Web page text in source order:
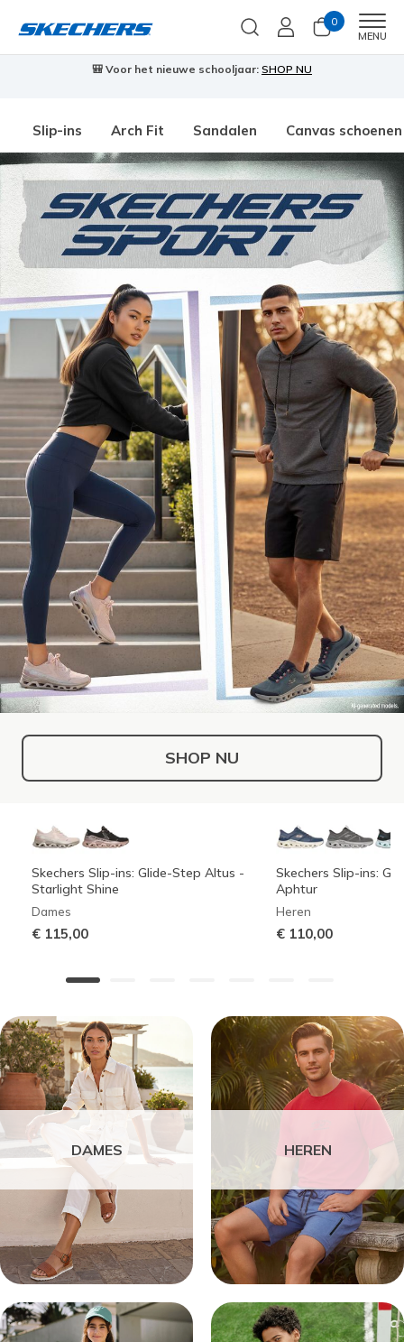
0
MENU
🎒 Voor het nieuwe schooljaar: SHOP NU
Slip-ins Arch Fit Sandalen Canvas schoenen
SHOP NU
Skechers Slip-ins: Glide-Step Altus -
Starlight Shine
Dames
€ 115,00
Skechers Slip-ins:
Aphtur
Heren
€ 110,00
DAMES HEREN